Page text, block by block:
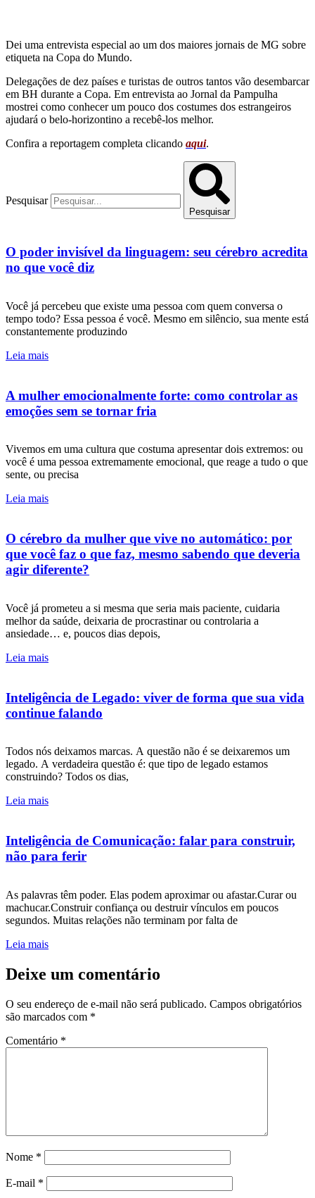
Dei uma entrevista especial ao um dos maiores jornais de MG sobre
etiqueta na Copa do Mundo.
Delegações de dez países e turistas de outros tantos vão desembarcar
em BH durante a Copa. Em entrevista ao Jornal da Pampulha
mostrei como conhecer um pouco dos costumes dos estrangeiros
ajudará o belo-horizontino a recebê-los melhor.
Confira a reportagem completa clicando aqui.
Pesquisar
Pesquisar
O poder invisível da linguagem: seu cérebro acredita
no que você diz
Você já percebeu que existe uma pessoa com quem conversa o
tempo todo? Essa pessoa é você. Mesmo em silêncio, sua mente está
constantemente produzindo
Leia mais
A mulher emocionalmente forte: como controlar as
emoções sem se tornar fria
Vivemos em uma cultura que costuma apresentar dois extremos: ou
você é uma pessoa extremamente emocional, que reage a tudo o que
sente, ou precisa
Leia mais
O cérebro da mulher que vive no automático: por
que você faz o que faz, mesmo sabendo que deveria
agir diferente?
Você já prometeu a si mesma que seria mais paciente, cuidaria
melhor da saúde, deixaria de procrastinar ou controlaria a
ansiedade… e, poucos dias depois,
Leia mais
Inteligência de Legado: viver de forma que sua vida
continue falando
Todos nós deixamos marcas. A questão não é se deixaremos um
legado. A verdadeira questão é: que tipo de legado estamos
construindo? Todos os dias,
Leia mais
Inteligência de Comunicação: falar para construir,
não para ferir
As palavras têm poder. Elas podem aproximar ou afastar.Curar ou
machucar.Construir confiança ou destruir vínculos em poucos
segundos. Muitas relações não terminam por falta de
Leia mais
Deixe um comentário
O seu endereço de e-mail não será publicado. Campos obrigatórios
são marcados com *
Comentário *
Nome *
E-mail *